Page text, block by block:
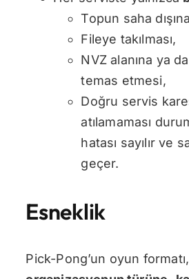
Topun saha
Fileye takılması,
NVZ alanına ya
temas etmesi,
Doğru servis
atılamaması
hatası sayılır ve
geçer.
Esneklik
Pick-Pong’un oyun formatı,